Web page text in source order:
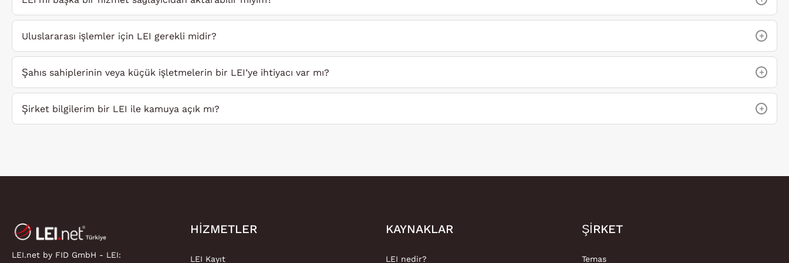
Uluslararası işlemler için LEI gerekli midir? +
Şahıs sahiplerinin veya küçük işletmelerin bir LEI’ye ihtiyacı var mı? +
Şirket bilgilerim bir LEI ile kamuya açık mı? +
LEI.net by FID GmbH - LEI:
HIZMETLER
LEI Kayıt
KAYNAKLAR
LEI nedir?
ŞIRKET
Temas